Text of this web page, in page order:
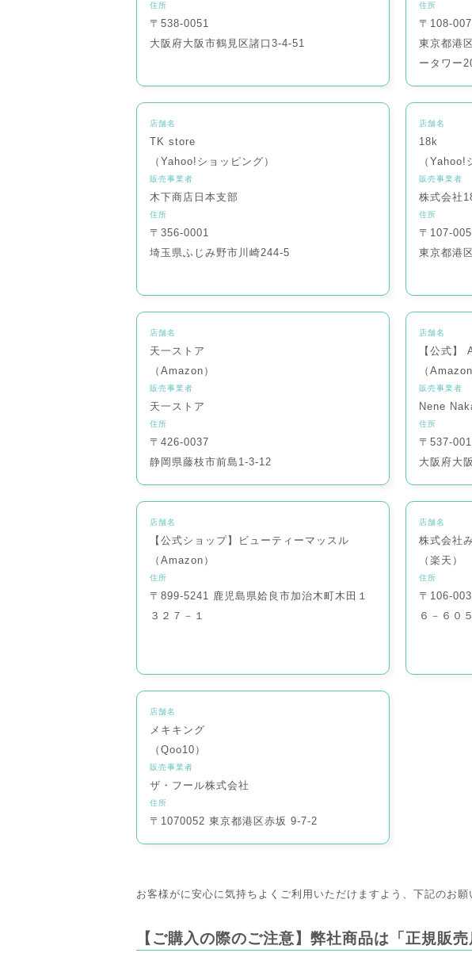
住所
〒538-0051
大阪府大阪市鶴見区諸口3-4-51
住所
〒108-
東京都港
ータワー
店舗名
TK store
（Yahoo!ショッピング）
販売事業者
木下商店日本支部
住所
〒356-0001
埼玉県ふじみ野市川崎244-5
店舗名
18k
（Yahoo!
販売事業者
株式会社
住所
〒107-
東京都港
店舗名
天一ストア
（Amazon）
販売事業者
天一ストア
住所
〒426-0037
静岡県藤枝市前島1-3-12
店舗名
【公式】
（Amazon
販売事業者
Nene
住所
〒537-
大阪府大
店舗名
【公式ショップ】ビューティーマッスル
（Amazon）
住所
〒899-5241 鹿児島県姶良市加治木町木田１
３２７－１
店舗名
株式会社
（楽天）
住所
〒106-
６－６０
店舗名
メキキング
（Qoo10）
販売事業者
ザ・フール株式会社
住所
〒1070052 東京都港区赤坂 9-7-2
お客様がに安心に気持ちよくご利用いただけますよう、下記のお願
【ご購入の際のご注意】弊社商品は「正規販